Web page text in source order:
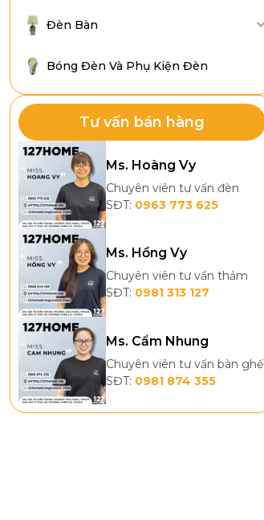
Đèn Bàn
Bóng Đèn Và Phụ Kiện Đèn
Tư vấn bán hàng
Ms. Hoàng Vy
Chuyên viên tư vấn đèn
SĐT: 0963 773 625
Ms. Hồng Vy
Chuyên viên tư vấn thảm
SĐT: 0981 313 127
Ms. Cẩm Nhung
Chuyên viên tư vấn bàn ghế
SĐT: 0981 874 355